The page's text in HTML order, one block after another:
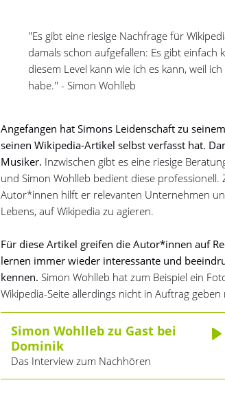
''Es gibt eine riesige Nachfrage für
damals schon aufgefallen: Es gibt einfach
diesem Level kann wie ich es kann, weil
habe.'' - Simon Wohlleb
Angefangen hat Simons Leidenschaft zu
seinen Wikipedia-Artikel selbst verfasst hat.
Musiker. Inzwischen gibt es eine riesige
und Simon Wohlleb bedient diese professionell.
Autor*innen hilft er relevanten Unternehmen
Lebens, auf Wikipedia zu agieren.
Für diese Artikel greifen die Autor*innen auf
lernen immer wieder interessante und
kennen. Simon Wohlleb hat zum Beispiel ein
Wikipedia-Seite allerdings nicht in Auftrag geben
Simon Wohlleb zu Gast bei
Dominik
Das Interview zum Nachhören